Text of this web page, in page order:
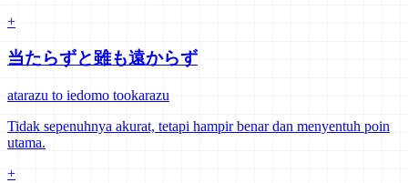
+
当たらずと雖も遠からず
atarazu to iedomo tookarazu
Tidak sepenuhnya akurat, tetapi hampir benar dan menyentuh poin
utama.
+